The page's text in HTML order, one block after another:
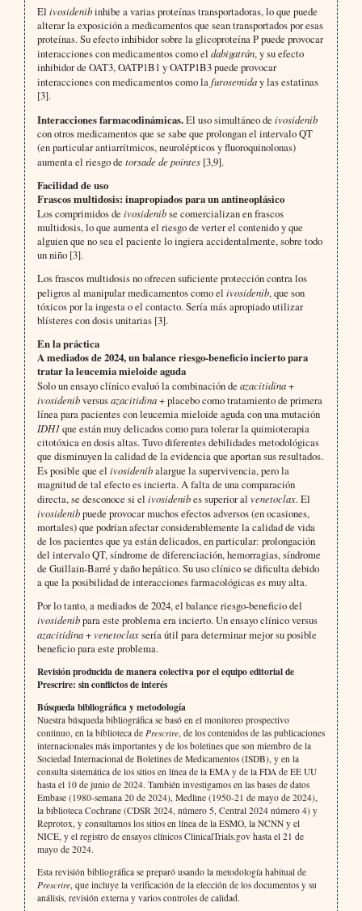
El ivosidenibinhibe a varias proteínas transportadoras, lo que puede
alterar la exposición a medicamentos que sean transportados por esas
proteínas. Su efecto inhibidor sobre la glicoproteína P puede provocar
interacciones con medicamentos como el dabigatrán, y su efecto
inhibidor de OAT3, OATP1B1 y OATP1B3 puede provocar
interacciones con medicamentos como lafurosemiday las estatinas
[3].
Interacciones farmacodinámicas.El uso simultáneo de ivosidenib
con otros medicamentos que se sabe que prolongan el intervalo QT
(en particular antiarrítmicos, neurolépticos y fluoroquinolonas)
aumenta el riesgo de torsade de pointes[3,9].
Facilidad de uso
Frascos multidosis: inapropiados para un antineoplásico
Los comprimidos de ivosidenibse comercializan en frascos
multidosis, lo que aumenta el riesgo de verter el contenido y que
alguien que no sea el paciente lo ingiera accidentalmente, sobre todo
un niño [3].
Los frascos multidosis no ofrecen suficiente protección contra los
peligros al manipular medicamentos como el ivosidenib, que son
tóxicos por la ingesta o el contacto. Sería más apropiado utilizar
blísteres con dosis unitarias [3].
En la práctica
A mediados de 2024, un balance riesgo-beneficio incierto para
tratar la leucemia mieloide aguda
Solo un ensayo clínico evaluó la combinación de azacitidina+
ivosidenibversusazacitidina+ placebo como tratamiento de primera
línea para pacientes con leucemia mieloide aguda con una mutación
IDH1que están muy delicados como para tolerar la quimioterapia
citotóxica en dosis altas. Tuvo diferentes debilidades metodológicas
que disminuyen la calidad de la evidencia que aportan sus resultados.
Es posible que el ivosidenibalargue la supervivencia, pero la
magnitud de tal efecto es incierta. A falta de una comparación
directa, se desconoce si el ivosidenibes superior al venetoclax. El
ivosidenibpuede provocar muchos efectos adversos (en ocasiones,
mortales) que podrían afectar considerablemente la calidad de vida
de los pacientes que ya están delicados, en particular: prolongación
del intervalo QT, síndrome de diferenciación, hemorragias, síndrome
de Guillain-Barré y daño hepático. Su uso clínico se dificulta debido
a que la posibilidad de interacciones farmacológicas es muy alta.
Por lo tanto, a mediados de 2024, el balance riesgo-beneficio del
ivosidenibpara este problema era incierto. Un ensayo clínico versus
azacitidina+venetoclaxsería útil para determinar mejor su posible
beneficio para este problema.
Revisión producida de manera colectiva por el equipo editorial de
Prescrire: sin conflictos de interés
Búsqueda bibliográfica y metodología
Nuestra búsqueda bibliográfica se basó en el monitoreo prospectivo
continuo, en la biblioteca de Prescrire, de los contenidos de las publicaciones
internacionales más importantes y de los boletines que son miembro de la
Sociedad Internacional de Boletines de Medicamentos (ISDB), y en la
consulta sistemática de los sitios en línea de la EMA y de la FDA de EE UU
hasta el 10 de junio de 2024. También investigamos en las bases de datos
Embase (1980-semana 20 de 2024), Medline (1950-21 de mayo de 2024),
la biblioteca Cochrane (CDSR 2024, número 5, Central 2024 número 4) y
Reprotox, y consultamos los sitios en línea de la ESMO, la NCNN y el
NICE, y el registro de ensayos clínicos ClinicalTrials.gov hasta el 21 de
mayo de 2024.
Esta revisión bibliográfica se preparó usando la metodología habitual de
Prescrire, que incluye la verificación de la elección de los documentos y su
análisis, revisión externa y varios controles de calidad.